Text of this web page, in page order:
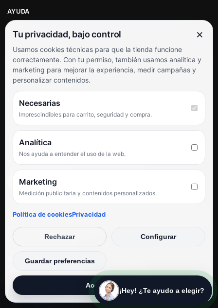
AYUDA
Soporte al cliente
Contacto
Términos y condiciones
Preguntas frecuentes
SÍGUENOS
Facebook
TikTok
PUNTUACIÓN DE 4,6 SOBRE 5 EN GOOGLE
★★★★★
Hemos comprado en varias ocasiones y siempre dan respuesta.
Espectacular, servicio de 10.»
Iván Rodríguez Ramos
© Electrodirecto 2026
Desarrollo y mantenimiento por SitiosWebPRO
¡Hey! ¿Te ayudo a elegir?
Tu privacidad, bajo control ×
Usamos cookies técnicas para que la tienda funcione
correctamente. Con tu permiso, también usamos analítica y
marketing para mejorar la experiencia, medir campañas y
personalizar contenidos.
Necesarias
Imprescindibles para carrito, seguridad y compra.
Analítica
Nos ayuda a entender el uso de la web.
Marketing
Medición publicitaria y contenidos personalizados.
Política de cookiesPrivacidad
Rechazar Configurar
Guardar preferencias
Aceptar todas
Privacidad